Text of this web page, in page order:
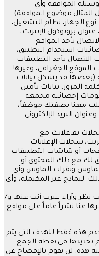
الموافقة وأي
المثال موضوع الموافقة)
نوع الجهاز، نظام التشغيل،
بروتوكول الإنترنت،
بأحد المواقع
استخدام التطبيق،
الاتصال بأحد التطبيقات
الموقع الجغرافي، وغيرها
(بعضها قد يشكل بيانات
المرور، بيانات تأمين
إحصائية مجمعة
معنا بصفتك موظفاً،
البريد الإلكتروني
تفاعلاتك مع
سجلات الإعلانات
أو شاشات التطبيقات
لك مع ذلك المحتوى أو
ونقرات الماوس وأي
النماذج غير المكتملة، وأي
نظر وآراء عبرت أنت عنها و/
عنا نشراً عاماً على مواقع
هذه فقط للهدف التي يتم
تحديدها في نقطة الجمع
هذه. لن نقوم بالإفصاح عن